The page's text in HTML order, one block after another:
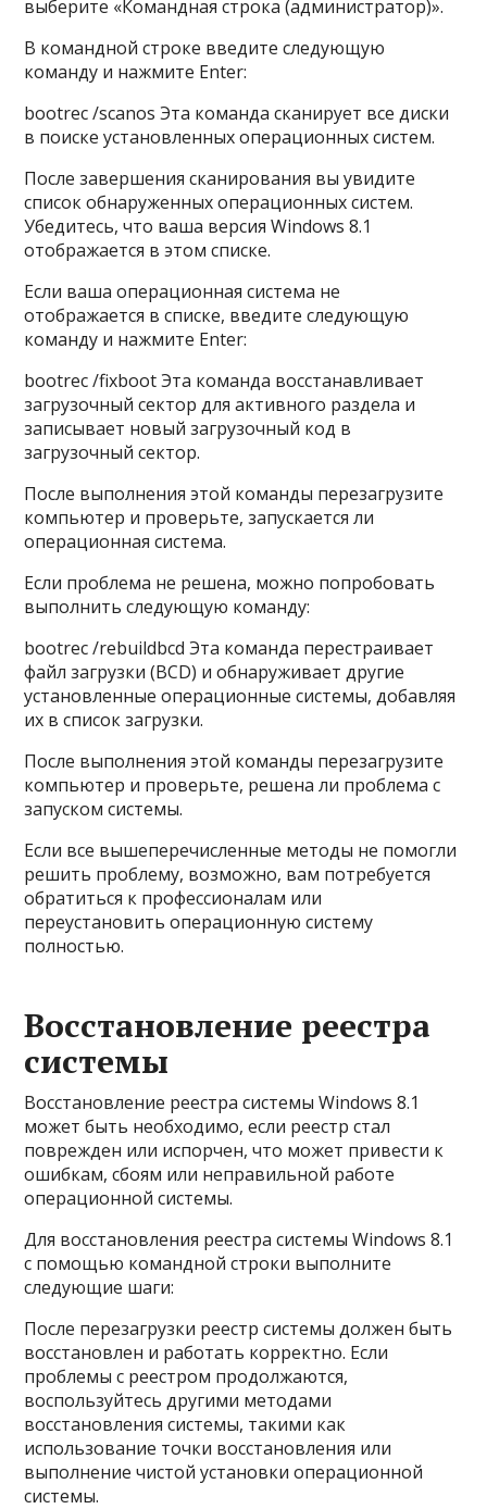
выберите «Командная строка (администратор)».
В командной строке введите следующую
команду и нажмите Enter:
bootrec /scanos Эта команда сканирует все диски
в поиске установленных операционных систем.
После завершения сканирования вы увидите
список обнаруженных операционных систем.
Убедитесь, что ваша версия Windows 8.1
отображается в этом списке.
Если ваша операционная система не
отображается в списке, введите следующую
команду и нажмите Enter:
bootrec /fixboot Эта команда восстанавливает
загрузочный сектор для активного раздела и
записывает новый загрузочный код в
загрузочный сектор.
После выполнения этой команды перезагрузите
компьютер и проверьте, запускается ли
операционная система.
Если проблема не решена, можно попробовать
выполнить следующую команду:
bootrec /rebuildbcd Эта команда перестраивает
файл загрузки (BCD) и обнаруживает другие
установленные операционные системы, добавляя
их в список загрузки.
После выполнения этой команды перезагрузите
компьютер и проверьте, решена ли проблема с
запуском системы.
Если все вышеперечисленные методы не помогли
решить проблему, возможно, вам потребуется
обратиться к профессионалам или
переустановить операционную систему
полностью.
Восстановление реестра
системы
Восстановление реестра системы Windows 8.1
может быть необходимо, если реестр стал
поврежден или испорчен, что может привести к
ошибкам, сбоям или неправильной работе
операционной системы.
Для восстановления реестра системы Windows 8.1
с помощью командной строки выполните
следующие шаги:
После перезагрузки реестр системы должен быть
восстановлен и работать корректно. Если
проблемы с реестром продолжаются,
воспользуйтесь другими методами
восстановления системы, такими как
использование точки восстановления или
выполнение чистой установки операционной
системы.